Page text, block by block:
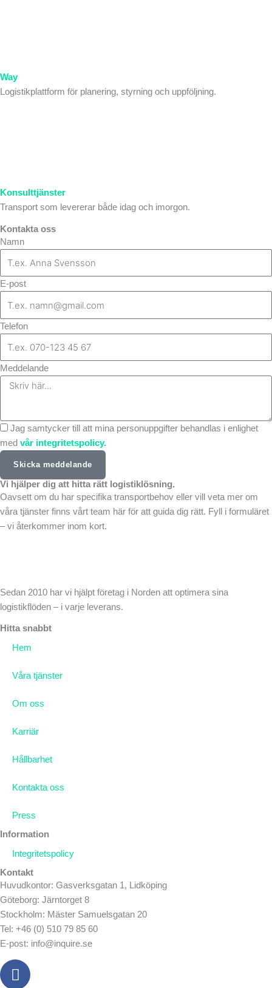
Way
Logistikplattform för planering, styrning och uppföljning.
Konsulttjänster
Transport som levererar både idag och imorgon.
Kontakta oss
Namn
E-post
Telefon
Meddelande
Jag samtycker till att mina personuppgifter behandlas i enlighet
med vår integritetspolicy.
Skicka meddelande
Vi hjälper dig att hitta rätt logistiklösning.
Oavsett om du har specifika transportbehov eller vill veta mer om
våra tjänster finns vårt team här för att guida dig rätt. Fyll i formuläret
– vi återkommer inom kort.
Sedan 2010 har vi hjälpt företag i Norden att optimera sina
logistikflöden – i varje leverans.
Hitta snabbt
Hem
Våra tjänster
Om oss
Karriär
Hållbarhet
Kontakta oss
Press
Information
Integritetspolicy
Kontakt
Huvudkontor: Gasverksgatan 1, Lidköping
Göteborg: Järntorget 8
Stockholm: Mäster Samuelsgatan 20
Tel: +46 (0) 510 79 85 60
E-post: info@inquire.se
F
a